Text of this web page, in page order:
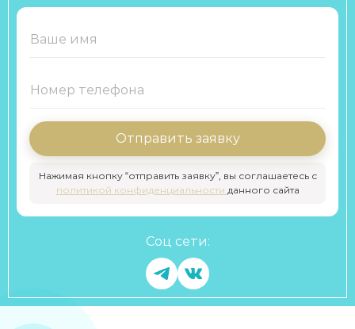
Отправить заявку
Нажимая кнопку “отправить заявку”, вы соглашаетесь с
политикой конфиденциальности данного сайта
Соц сети: